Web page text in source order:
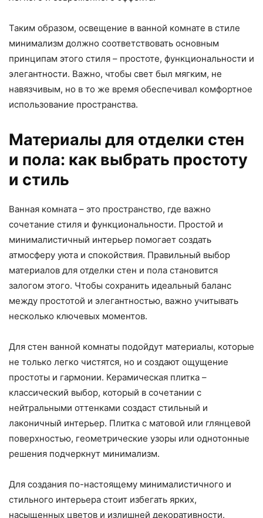
Таким образом, освещение в ванной комнате в стиле
минимализм должно соответствовать основным
принципам этого стиля – простоте, функциональности и
элегантности. Важно, чтобы свет был мягким, не
навязчивым, но в то же время обеспечивал комфортное
использование пространства.
Материалы для отделки стен
и пола: как выбрать простоту
и стиль
Ванная комната – это пространство, где важно
сочетание стиля и функциональности. Простой и
минималистичный интерьер помогает создать
атмосферу уюта и спокойствия. Правильный выбор
материалов для отделки стен и пола становится
залогом этого. Чтобы сохранить идеальный баланс
между простотой и элегантностью, важно учитывать
несколько ключевых моментов.
Для стен ванной комнаты подойдут материалы, которые
не только легко чистятся, но и создают ощущение
простоты и гармонии. Керамическая плитка –
классический выбор, который в сочетании с
нейтральными оттенками создаст стильный и
лаконичный интерьер. Плитка с матовой или глянцевой
поверхностью, геометрические узоры или однотонные
решения подчеркнут минимализм.
Для создания по-настоящему минималистичного и
стильного интерьера стоит избегать ярких,
насыщенных цветов и излишней декоративности.